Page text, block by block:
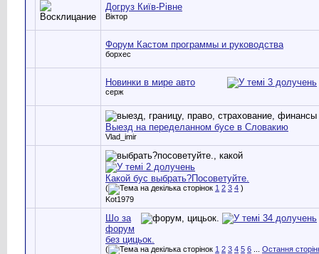
Догруз Київ-Рівне
Віктор
Форум Кастом программы и руководства
борхес
Новинки в мире авто
серж
Выезд на переделанном бусе в Словакию
Vlad_imir
Какой бус выбрать?Посоветуйте.
( 1 2 3 4 )
Kot1979
Шо за
форум
без цицьок.
( 1 2 3 4 5 6
Остання